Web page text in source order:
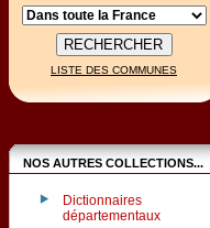
LISTE DES COMMUNES
NOS AUTRES COLLECTIONS...
Dictionnaires
départementaux